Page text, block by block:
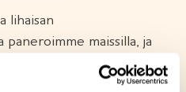
lihaisan
maissilla, ja
briossityylisen sämpylän
sinulle herkullisen